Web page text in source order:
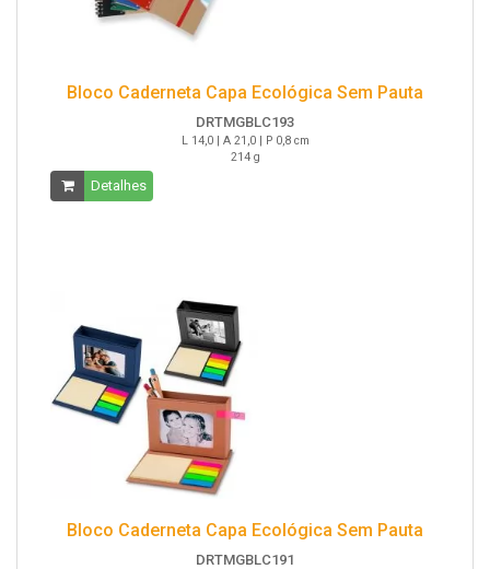
Bloco Caderneta Capa Ecológica Sem Pauta
DRTMGBLC193
L 14,0 | A 21,0 | P 0,8 cm
214 g
Detalhes
Bloco Caderneta Capa Ecológica Sem Pauta
DRTMGBLC191